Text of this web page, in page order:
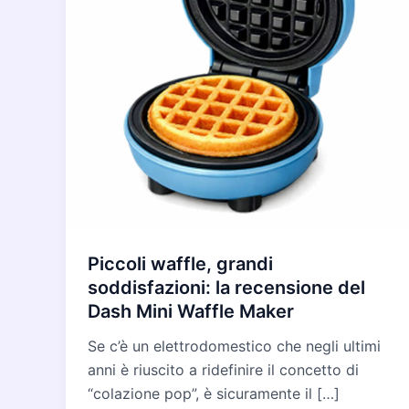
Piccoli waffle, grandi
soddisfazioni: la recensione del
Dash Mini Waffle Maker
Se c’è un elettrodomestico che negli ultimi
anni è riuscito a ridefinire il concetto di
“colazione pop”, è sicuramente il […]